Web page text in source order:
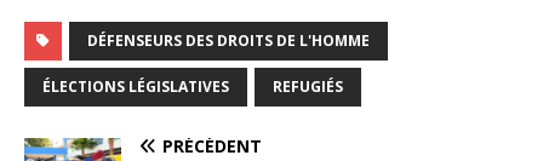
DÉFENSEURS DES DROITS DE L'HOMME
ÉLECTIONS LÉGISLATIVES REFUGIÉS
PRÉCÉDENT